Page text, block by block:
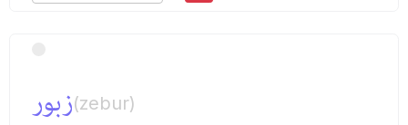
زبور(zebur)